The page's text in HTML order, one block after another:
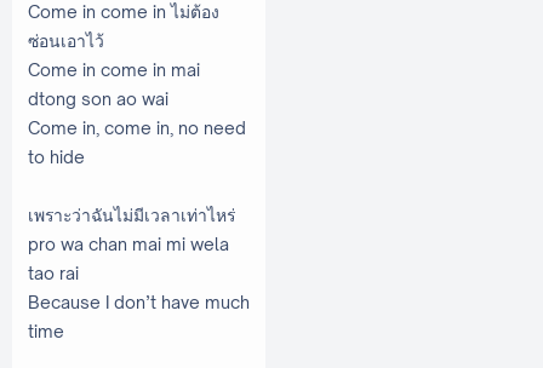
Come in come in ไม่ต้อง
ซ่อนเอาไว้
Come in come in mai
dtong son ao wai
Come in, come in, no need
to hide
เพราะว่าฉันไม่มีเวลาเท่าไหร่
pro wa chan mai mi wela
tao rai
Because I don’t have much
time